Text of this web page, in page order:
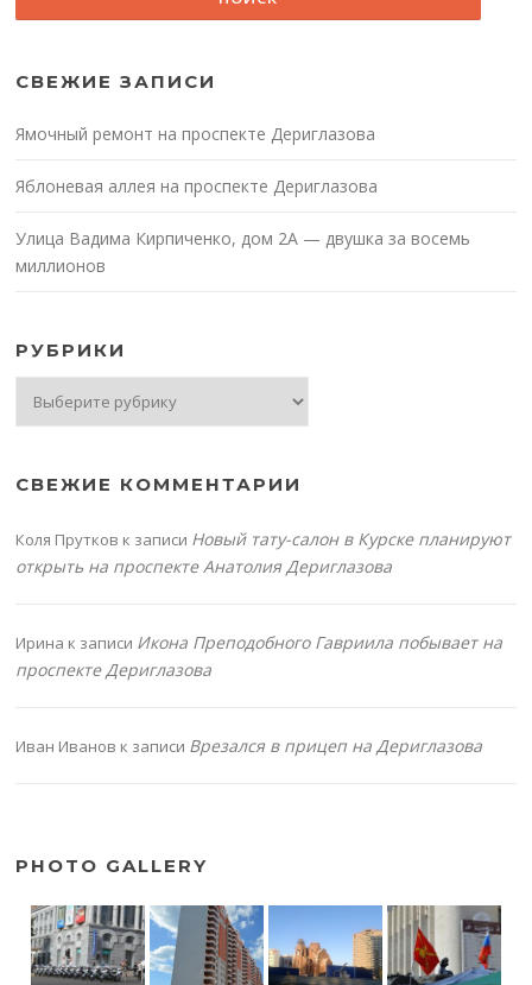
СВЕЖИЕ ЗАПИСИ
Ямочный ремонт на проспекте Дериглазова
Яблоневая аллея на проспекте Дериглазова
Улица Вадима Кирпиченко, дом 2А — двушка за восемь
миллионов
РУБРИКИ
СВЕЖИЕ КОММЕНТАРИИ
Коля Прутков к записи Новый тату-салон в Курске планируют
открыть на проспекте Анатолия Дериглазова
Ирина к записи Икона Преподобного Гавриила побывает на
проспекте Дериглазова
Иван Иванов к записи Врезался в прицеп на Дериглазова
PHOTO GALLERY